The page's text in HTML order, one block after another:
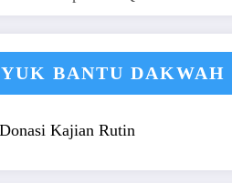
YUK BANTU DAKWAH